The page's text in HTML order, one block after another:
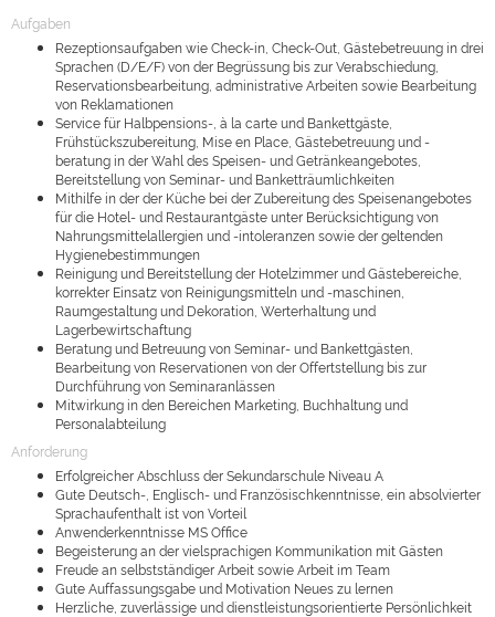
Aufgaben
Rezeptionsaufgaben wie Check-in, Check-Out, Gästebetreuung in drei
Sprachen (D/E/F) von der Begrüssung bis zur Verabschiedung,
Reservationsbearbeitung, administrative Arbeiten sowie Bearbeitung
von Reklamationen
Service für Halbpensions-, à la carte und Bankettgäste,
Frühstückszubereitung, Mise en Place, Gästebetreuung und -
beratung in der Wahl des Speisen- und Getränkeangebotes,
Bereitstellung von Seminar- und Banketträumlichkeiten
Mithilfe in der der Küche bei der Zubereitung des Speisenangebotes
für die Hotel- und Restaurantgäste unter Berücksichtigung von
Nahrungsmittelallergien und -intoleranzen sowie der geltenden
Hygienebestimmungen
Reinigung und Bereitstellung der Hotelzimmer und Gästebereiche,
korrekter Einsatz von Reinigungsmitteln und -maschinen,
Raumgestaltung und Dekoration, Werterhaltung und
Lagerbewirtschaftung
Beratung und Betreuung von Seminar- und Bankettgästen,
Bearbeitung von Reservationen von der Offertstellung bis zur
Durchführung von Seminaranlässen
Mitwirkung in den Bereichen Marketing, Buchhaltung und
Personalabteilung
Anforderung
Erfolgreicher Abschluss der Sekundarschule Niveau A
Gute Deutsch-, Englisch- und Französischkenntnisse, ein absolvierter
Sprachaufenthalt ist von Vorteil
Anwenderkenntnisse MS Office
Begeisterung an der vielsprachigen Kommunikation mit Gästen
Freude an selbstständiger Arbeit sowie Arbeit im Team
Gute Auffassungsgabe und Motivation Neues zu lernen
Herzliche, zuverlässige und dienstleistungsorientierte Persönlichkeit